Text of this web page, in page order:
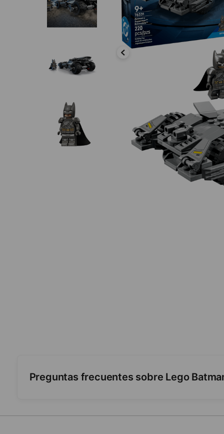
Preguntas frecuentes sobre Lego